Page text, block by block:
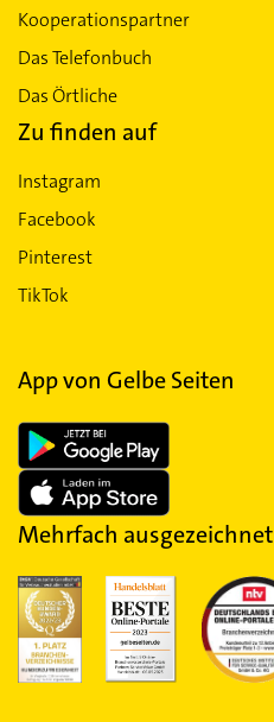
Kooperationspartner
Das Telefonbuch
Das Örtliche
Zu finden auf
Instagram
Facebook
Pinterest
TikTok
App von Gelbe Seiten
Mehrfach ausgezeichnet